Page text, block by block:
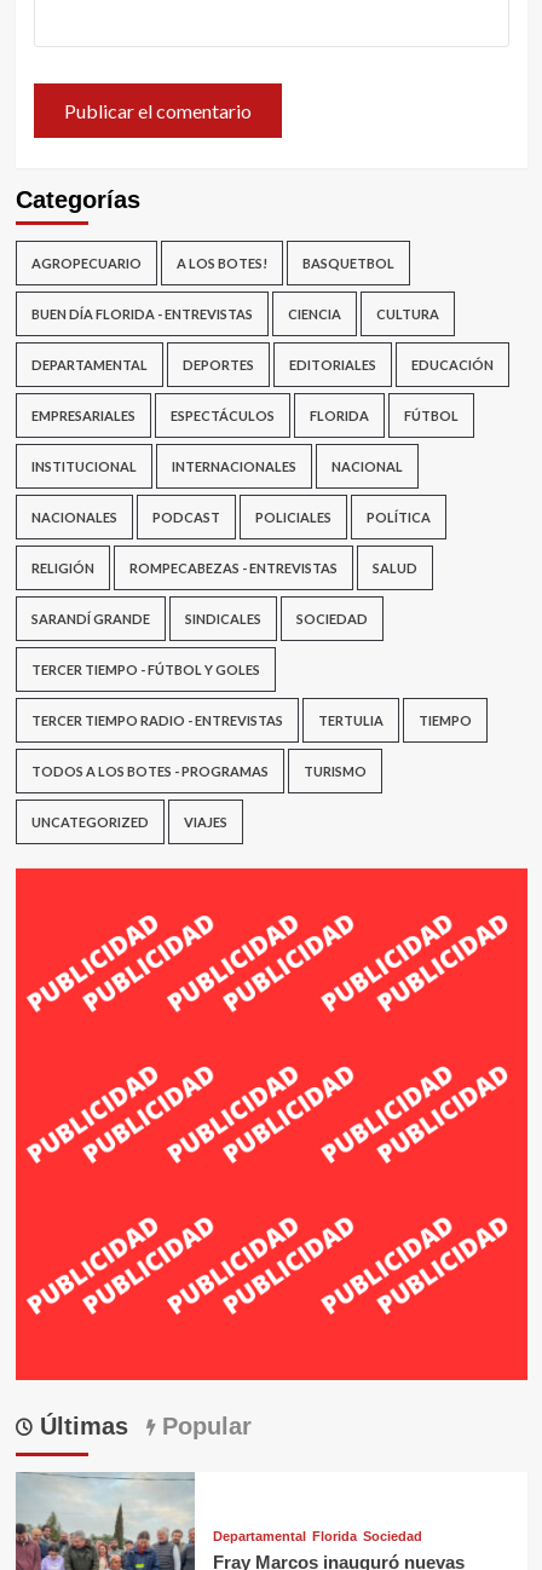
Categorías
AGROPECUARIO A LOS BOTES! BASQUETBOL
BUEN DÍA FLORIDA - ENTREVISTAS CIENCIA CULTURA
DEPARTAMENTAL DEPORTES EDITORIALES EDUCACIÓN
EMPRESARIALES ESPECTÁCULOS FLORIDA FÚTBOL
INSTITUCIONAL INTERNACIONALES NACIONAL
NACIONALES PODCAST POLICIALES POLÍTICA
RELIGIÓN ROMPECABEZAS - ENTREVISTAS SALUD
SARANDÍ GRANDE SINDICALES SOCIEDAD
TERCER TIEMPO - FÚTBOL Y GOLES
TERCER TIEMPO RADIO - ENTREVISTAS TERTULIA TIEMPO
TODOS A LOS BOTES - PROGRAMAS TURISMO
UNCATEGORIZED VIAJES
Últimas Popular
Departamental Florida Sociedad
Fray Marcos inauguró nuevas